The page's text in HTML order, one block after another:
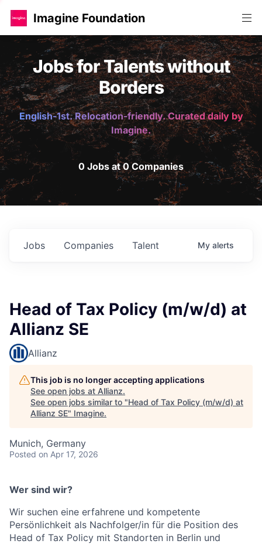
Imagine Foundation
Jobs for Talents without
Borders
English-1st. Relocation-friendly. Curated daily by
Imagine.
0 Jobs at 0 Companies
Jobs Companies Talent My alerts
Head of Tax Policy (m/w/d) at
Allianz SE
Allianz
This job is no longer accepting applications
See open jobs at Allianz.
See open jobs similar to "Head of Tax Policy (m/w/d) at
Allianz SE" Imagine.
Munich, Germany
Posted on Apr 17, 2026
Wer sind wir?
Wir suchen eine erfahrene und kompetente
Persönlichkeit als Nachfolger/in für die Position des
Head of Tax Policy mit Standorten in Berlin und